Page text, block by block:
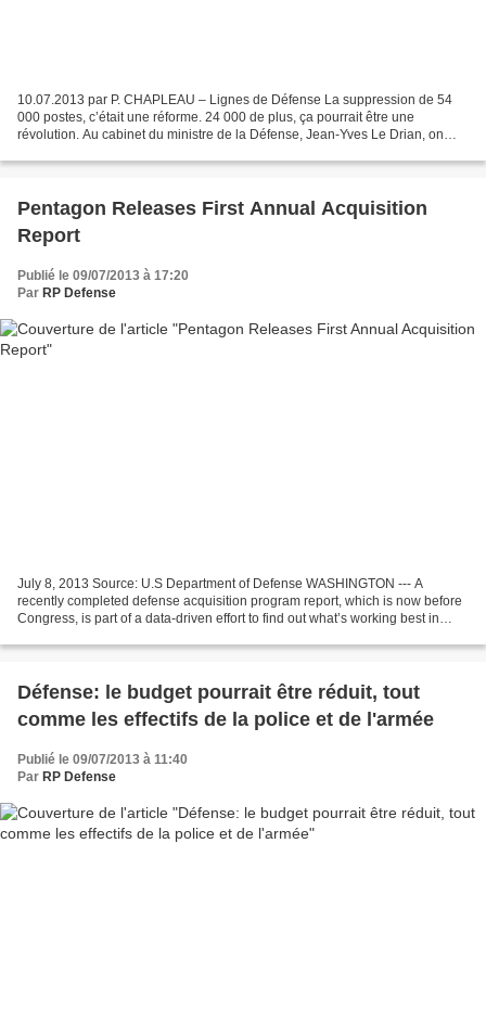
10.07.2013 par P. CHAPLEAU – Lignes de Défense La suppression de 54
000 postes, c’était une réforme. 24 000 de plus, ça pourrait être une
révolution. Au cabinet du ministre de la Défense, Jean-Yves Le Drian, on
Pentagon Releases First Annual Acquisition
Report
Publié le 09/07/2013 à 17:20
Par RP Defense
July 8, 2013 Source: U.S Department of Defense WASHINGTON --- A
recently completed defense acquisition program report, which is now before
Congress, is part of a data-driven effort to find out what’s working best in
Défense: le budget pourrait être réduit, tout
comme les effectifs de la police et de l'armée
Publié le 09/07/2013 à 11:40
Par RP Defense